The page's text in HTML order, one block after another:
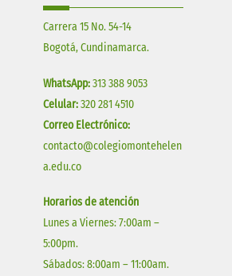
Carrera 15 No. 54-14
Bogotá, Cundinamarca.
WhatsApp:313 388 9053
Celular:320 281 4510
Correo Electrónico:
contacto@colegiomontehelen
a.edu.co
Horarios de atención
Lunes a Viernes: 7:00am –
5:00pm.
Sábados: 8:00am – 11:00am.